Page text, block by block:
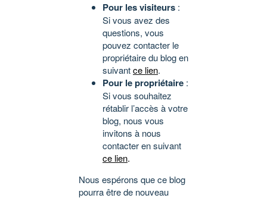
Pour les visiteurs :
Si vous avez des
questions, vous
pouvez contacter le
propriétaire du blog en
suivantce lien.
Pour le propriétaire :
Si vous souhaitez
rétablir l’accès à votre
blog, nous vous
invitons à nous
contacter en suivant
ce lien.
Nous espérons que ce blog
pourra être de nouveau